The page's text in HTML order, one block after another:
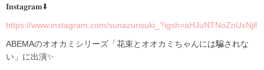
𝐈𝐧𝐬𝐭𝐚𝐠𝐫𝐚𝐦⬇️
https://www.instagram.com/sunazurisuki_?igsh=aHJuNTNoZnUxNjll
ABEMAのオオカミシリーズ「花束とオオカミちゃんには騙されな
い」に出演✨